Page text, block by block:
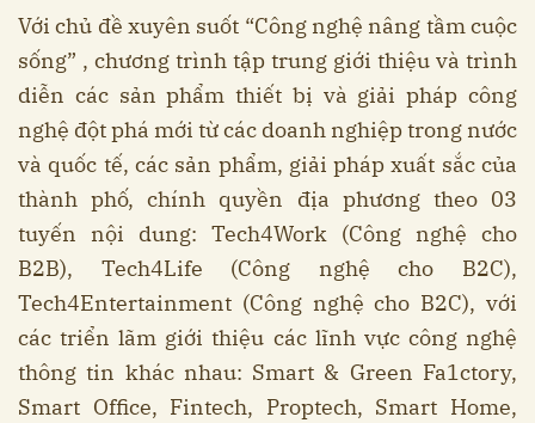
Với chủ đề xuyên suốt “Công nghệ nâng tầm cuộc
sống” , chương trình tập trung giới thiệu và trình
diễn các sản phẩm thiết bị và giải pháp công
nghệ đột phá mới từ các doanh nghiệp trong nước
và quốc tế, các sản phẩm, giải pháp xuất sắc của
thành phố, chính quyền địa phương theo 03
tuyến nội dung: Tech4Work (Công nghệ cho
B2B), Tech4Life (Công nghệ cho B2C),
Tech4Entertainment (Công nghệ cho B2C), với
các triển lãm giới thiệu các lĩnh vực công nghệ
thông tin khác nhau: Smart & Green Fa1ctory,
Smart Office, Fintech, Proptech, Smart Home,